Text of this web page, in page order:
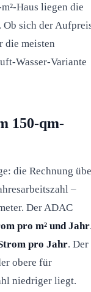
Haus liegen die
. Ob sich der
die meisten
Wasser-Variante
150-qm-
die Rechnung
–
Der ADAC
pro m² und Jahr
pro Jahr. Der
obere für
niedriger liegt.